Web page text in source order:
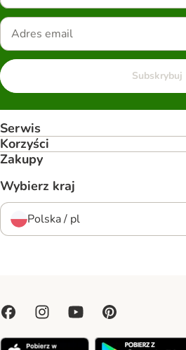
Subskrybuj
Serwis
Korzyści
Zakupy
Wybierz kraj
Polska / pl